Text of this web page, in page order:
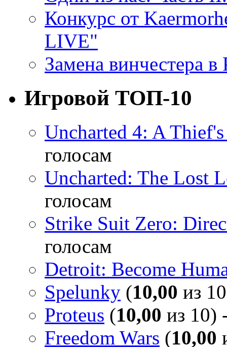
Конкурс от
LIVE"
Замена винчестера
Игровой ТОП-10
Uncharted 4: A
голосам
Uncharted: The Lost
голосам
Strike Suit Zero:
голосам
Detroit: Become
Spelunky (10,00 из
Proteus (10,00 из 10)
Freedom Wars (10,00